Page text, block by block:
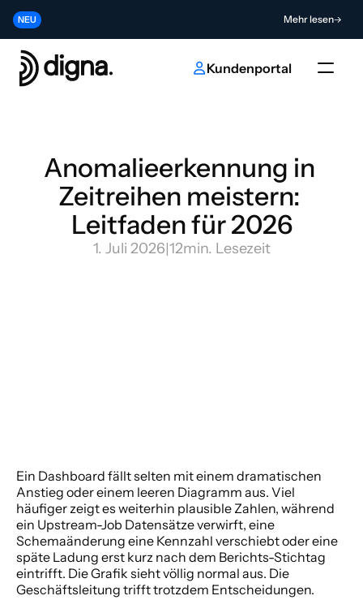
NEU Mehr lesen
Release 2026.06 - Data Observability direkt in Ihren Code bringen
NEUTragen Sie zur Zukunft der KI- und Dateninnovation bei
Kundenportal
Anomalieerkennung in
Zeitreihen meistern:
Leitfaden für 2026
1. Juli 2026|12min. Lesezeit
Ein Dashboard fällt selten mit einem dramatischen
Anstieg oder einem leeren Diagramm aus. Viel
häufiger zeigt es weiterhin plausible Zahlen, während
ein Upstream-Job Datensätze verwirft, eine
Schemaänderung eine Kennzahl verschiebt oder eine
späte Ladung erst kurz nach dem Berichts-Stichtag
eintrifft. Die Grafik sieht völlig normal aus. Die
Geschäftsleitung trifft trotzdem Entscheidungen.